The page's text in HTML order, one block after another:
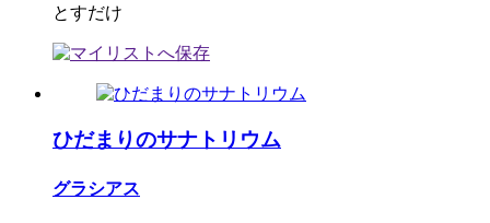
とすだけ
ひだまりのサナトリウム
グラシアス